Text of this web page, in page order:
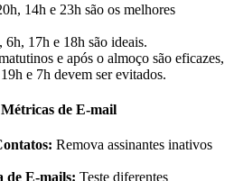
14h e 23h são os melhores
6h, 17h e 18h são ideais.
e após o almoço são eficazes,
e 7h devem ser evitados.
de E-mail
Remova assinantes inativos
de E-mails: Teste diferentes